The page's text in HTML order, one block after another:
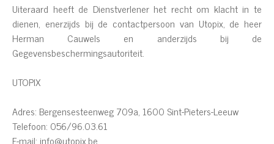
Uiteraard heeft de Dienstverlener het recht om klacht in te
dienen, enerzijds bij de contactpersoon van Utopix, de heer
Herman Cauwels en anderzijds bij de
Gegevensbeschermingsautoriteit.
UTOPIX
Adres: Bergensesteenweg 709a, 1600 Sint-Pieters-Leeuw
Telefoon: 056/96.03.61
E-mail: info@utopix.be